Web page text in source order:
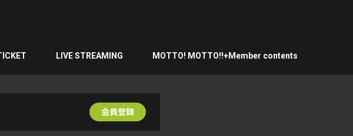
LIVE STREAMING MOTTO! MOTTO!!+Member contents
会員登録